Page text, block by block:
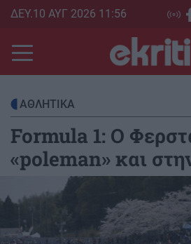
Skip
main
content
ΔΕΥ.10 ΑΥΓ 2026 11:56
ΑΘΛΗΤΙΚΑ
Formula 1: Ο
«poleman» και